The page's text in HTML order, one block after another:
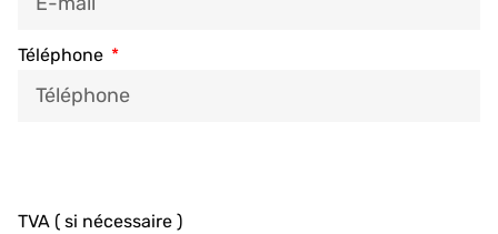
Téléphone
TVA ( si nécessaire )